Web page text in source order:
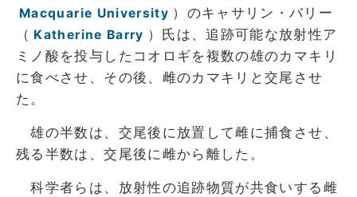
Macquarie University ）のキャサリン・バリー
（ Katherine Barry ）氏は、追跡可能な放射性ア
ミノ酸を投与したコオロギを複数の雄のカマキリ
に食べさせ、その後、雌のカマキリと交尾させ
た。
雄の半数は、交尾後に放置して雌に捕食させ、
残る半数は、交尾後に雌から離した。
科学者らは、放射性の追跡物質が共食いする雌